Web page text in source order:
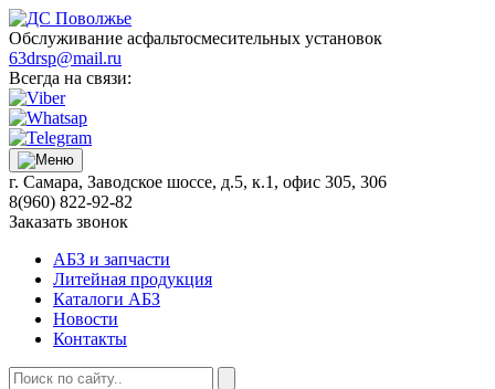
Обслуживание асфальтосмесительных установок
63drsp@mail.ru
Всегда на связи:
г. Самара, Заводское шоссе, д.5, к.1, офис 305, 306
8(960) 822-92-82
Заказать звонок
АБЗ и запчасти
Литейная продукция
Каталоги АБЗ
Новости
Контакты